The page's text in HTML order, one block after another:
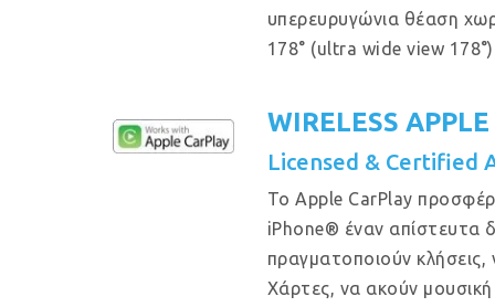
υπερευρυγώνια θέαση
178° (ultra wide view
WIRELESS
Licensed & Certified
Το Apple CarPlay
iPhone® έναν απίστευτα
πραγματοποιούν
Χάρτες, να ακούν